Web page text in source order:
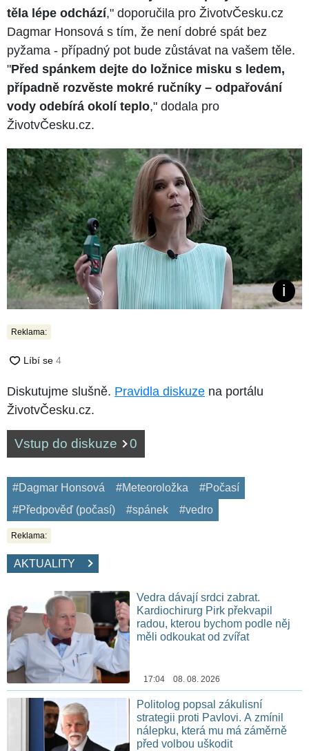
těla lépe odchází," doporučila pro ŽivotvČesku.cz
Dagmar Honsová s tím, že není dobré spát bez
pyžama - případný pot bude zůstávat na vašem těle.
"Před spánkem dejte do ložnice misku s ledem,
případně rozvěste mokré ručníky – odpařování
vody odebírá okolí teplo," dodala pro
ŽivotvČesku.cz.
Reklama:
Diskutujme slušně. Pravidla diskuze na portálu
ŽivotvČesku.cz.
Vstup do diskuze 0
#Dagmar Honsová #Meteoroložka
#Počasí
#Předpověď (počasí)
#spánek #vedro
Reklama:
AKTUALITY
Vedra dávají srdci zabrat.
Kardiochirurg Pirk překvapil
radou, kterou bychom podle něj
měli odkoukat od zvířat
17:04 08. 08. 2026
Politolog popsal zákulisní
strategii proti Pavlovi. A zmínil
nálepku, která mu má záměrně
před volbou uškodit